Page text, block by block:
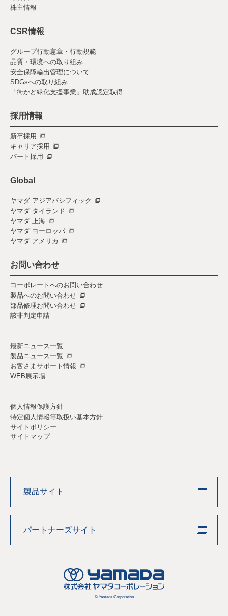
株主情報
CSR情報
グループ行動憲章・行動規範
品質・環境への取り組み
安全保障輸出管理について
SDGsへの取り組み
「街かど緑化支援事業」助成認定取得
採用情報
新卒採用
キャリア採用
パート採用
Global
ヤマダ アジアパシフィック
ヤマダ タイランド
ヤマダ 上海
ヤマダ ヨーロッパ
ヤマダ アメリカ
お問い合わせ
コーポレートへのお問い合わせ
製品へのお問い合わせ
部品修理お問い合わせ
該非判定申請
最新ニュース一覧
製品ニュース一覧
お客さまサポート情報
WEB展示場
個人情報保護方針
特定個人情報等取扱い基本方針
サイトポリシー
サイトマップ
製品サイト
パートナーズサイト
© Yamada Corporation